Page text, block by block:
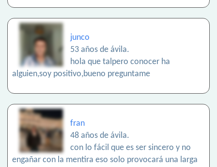
junco
53 años de ávila.
hola que talpero conocer ha
alguien,soy positivo,bueno preguntame
fran
48 años de ávila.
con lo fácil que es ser sincero y no
engañar con la mentira eso solo provocará una larga